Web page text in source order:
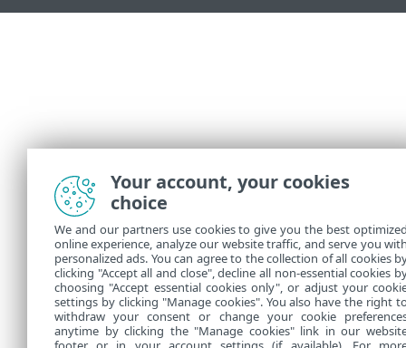
Your account, your cookies
choice
We and our partners use cookies to give you the best
online experience, analyze our website traffic, and serve you
personalized ads. You can agree to the collection of all cookies
clicking "Accept all and close", decline all non-essential cookies
choosing "Accept essential cookies only", or adjust your
settings by clicking "Manage cookies". You also have the right
withdraw your consent or change your cookie
anytime by clicking the "Manage cookies" link in our